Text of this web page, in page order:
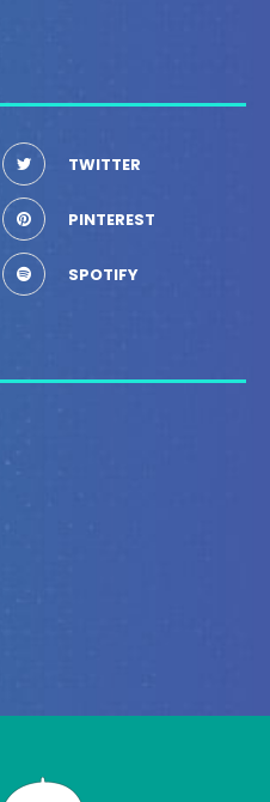
TWITTER
PINTEREST
SPOTIFY